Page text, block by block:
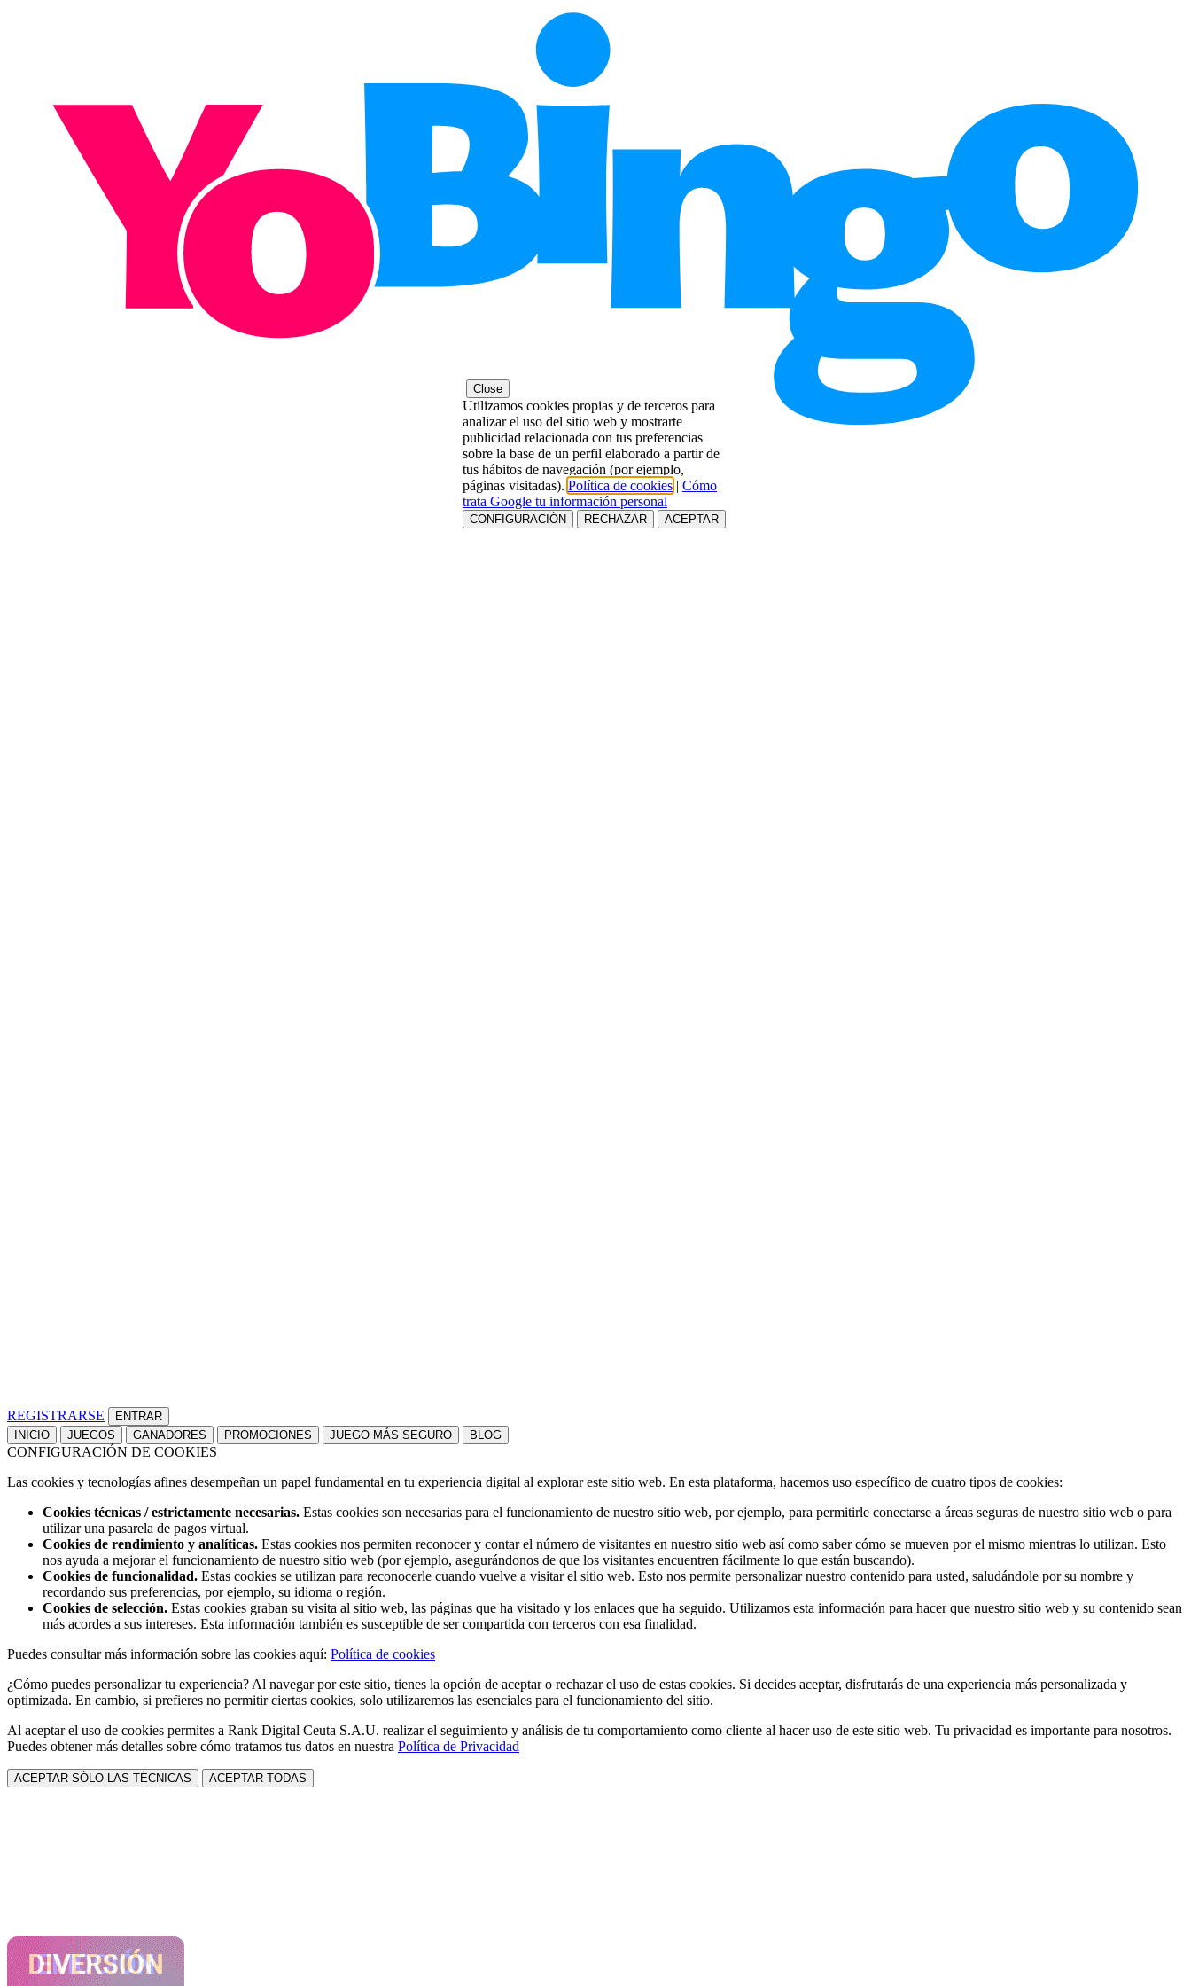
REGISTRARSE
INICIO JUEGOS GANADORES PROMOCIONES JUEGO MÁS SEGURO BLOG
CONFIGURACIÓN DE COOKIES
Las cookies y tecnologías afines desempeñan un papel fundamental en tu experiencia digital al explorar este sitio web. En esta plataforma, hacemos uso específico de cuatro tipos de cookies:
Cookies técnicas / estrictamente necesarias. Estas cookies son necesarias para el funcionamiento de nuestro sitio web, por ejemplo, para permitirle conectarse a áreas seguras de nuestro sitio web o para
utilizar una pasarela de pagos virtual.
Cookies de rendimiento y analíticas. Estas cookies nos permiten reconocer y contar el número de visitantes en nuestro sitio web así como saber cómo se mueven por el mismo mientras lo utilizan. Esto
nos ayuda a mejorar el funcionamiento de nuestro sitio web (por ejemplo, asegurándonos de que los visitantes encuentren fácilmente lo que están buscando).
Cookies de funcionalidad. Estas cookies se utilizan para reconocerle cuando vuelve a visitar el sitio web. Esto nos permite personalizar nuestro contenido para usted, saludándole por su nombre y
recordando sus preferencias, por ejemplo, su idioma o región.
Cookies de selección. Estas cookies graban su visita al sitio web, las páginas que ha visitado y los enlaces que ha seguido. Utilizamos esta información para hacer que nuestro sitio web y su contenido sean
más acordes a sus intereses. Esta información también es susceptible de ser compartida con terceros con esa finalidad.
Puedes consultar más información sobre las cookies aquí: Política de cookies
¿Cómo puedes personalizar tu experiencia? Al navegar por este sitio, tienes la opción de aceptar o rechazar el uso de estas cookies. Si decides aceptar, disfrutarás de una experiencia más personalizada y
optimizada. En cambio, si prefieres no permitir ciertas cookies, solo utilizaremos las esenciales para el funcionamiento del sitio.
Al aceptar el uso de cookies permites a Rank Digital Ceuta S.A.U. realizar el seguimiento y análisis de tu comportamiento como cliente al hacer uso de este sitio web. Tu privacidad es importante para nosotros.
Puedes obtener más detalles sobre cómo tratamos tus datos en nuestra Política de Privacidad
ACEPTAR SÓLO LAS TÉCNICAS ACEPTAR TODAS
Close
Utilizamos cookies propias y de terceros para
analizar el uso del sitio web y mostrarte
publicidad relacionada con tus preferencias
sobre la base de un perfil elaborado a partir de
tus hábitos de navegación (por ejemplo,
páginas visitadas). Política de cookies | Cómo
trata Google tu información personal
CONFIGURACIÓN RECHAZAR ACEPTAR